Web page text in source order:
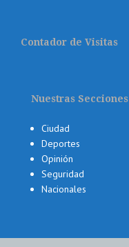
Contador de Visitas
Nuestras Secciones
Ciudad
Deportes
Opinión
Seguridad
Nacionales